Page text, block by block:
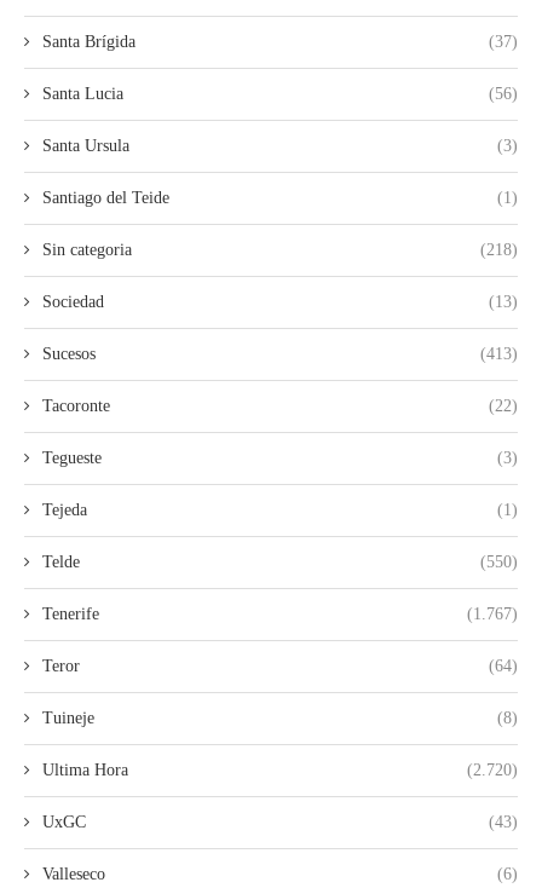
Santa Brígida (37)
Santa Lucia (56)
Santa Ursula (3)
Santiago del Teide (1)
Sin categoria (218)
Sociedad (13)
Sucesos (413)
Tacoronte (22)
Tegueste (3)
Tejeda (1)
Telde (550)
Tenerife (1.767)
Teror (64)
Tuineje (8)
Ultima Hora (2.720)
UxGC (43)
Valleseco (6)